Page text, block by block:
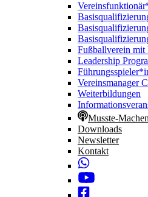
Fußballverein mit
Leadership
Vereinsmanager
Weiterbildungen
Musste-
Downloads
Newsletter
Kontakt